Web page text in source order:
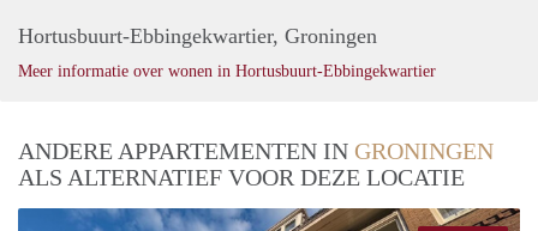
Hortusbuurt-Ebbingekwartier, Groningen
Meer informatie over wonen in Hortusbuurt-Ebbingekwartier
ANDERE APPARTEMENTEN IN GRONINGEN
ALS ALTERNATIEF VOOR DEZE LOCATIE